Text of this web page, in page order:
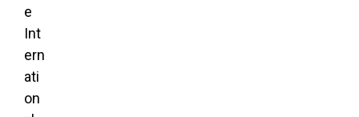
e
Int
ern
ati
on